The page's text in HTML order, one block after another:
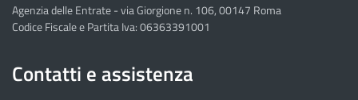
Agenzia delle Entrate - via Giorgione n. 106, 00147 Roma
Codice Fiscale e Partita Iva: 06363391001
Contatti e assistenza